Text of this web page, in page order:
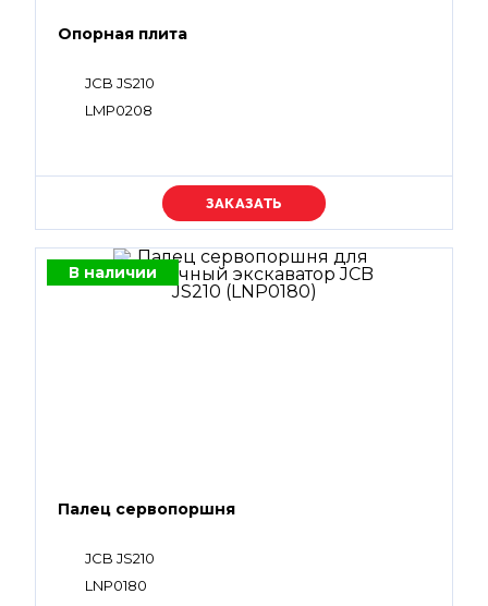
Опорная плита
JCB JS210
LMP0208
Уточняйте цену
В наличии
Палец сервопоршня
JCB JS210
LNP0180